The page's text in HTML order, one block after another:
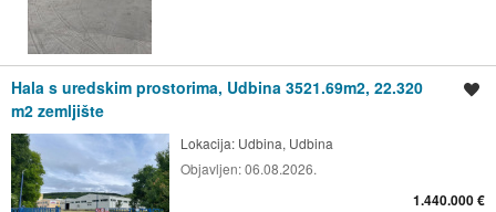
Hala s uredskim prostorima, Udbina 3521.69m2, 22.320
m2 zemljište
Lokacija: Udbina, Udbina
Objavljen:06.08.2026.
1.440.000 €